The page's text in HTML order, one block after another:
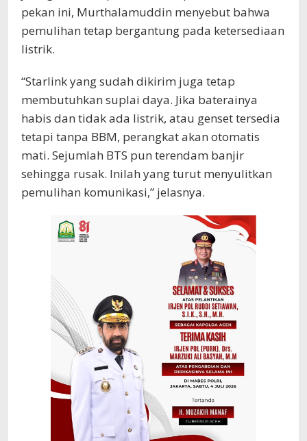
pekan ini, Murthalamuddin menyebut bahwa
pemulihan tetap bergantung pada ketersediaan
listrik.
“Starlink yang sudah dikirim juga tetap
membutuhkan suplai daya. Jika baterainya
habis dan tidak ada listrik, atau genset tersedia
tetapi tanpa BBM, perangkat akan otomatis
mati. Sejumlah BTS pun terendam banjir
sehingga rusak. Inilah yang turut menyulitkan
pemulihan komunikasi,” jelasnya.